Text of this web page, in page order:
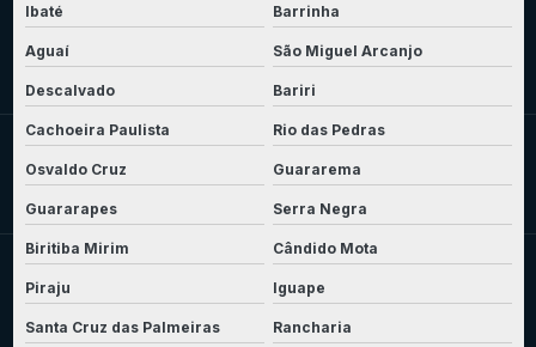
Ibaté Barrinha
Aguaí São Miguel Arcanjo
Descalvado Bariri
Cachoeira Paulista Rio das Pedras
Osvaldo Cruz Guararema
Guararapes Serra Negra
Biritiba Mirim Cândido Mota
Piraju Iguape
Santa Cruz das Palmeiras Rancharia